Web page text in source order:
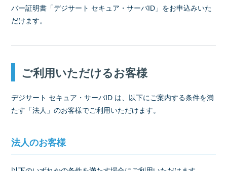
バー証明書「デジサート セキュア・サーバID」をお申込みいた
だけます。
ご利用いただけるお客様
デジサート セキュア・サーバID は、以下にご案内する条件を満
たす「法人」のお客様でご利用いただけます。
法人のお客様